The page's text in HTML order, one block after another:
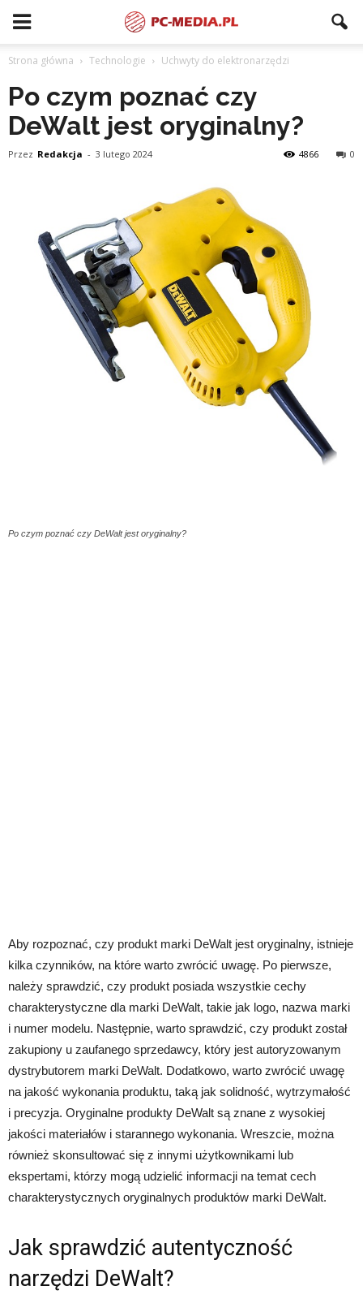
Strona główna Technologie Uchwyty do elektronarzędzi
Po czym poznać czy
DeWalt jest oryginalny?
Przez Redakcja - 3 lutego 2024 0
4866
Po czym poznać czy DeWalt jest oryginalny?
Aby rozpoznać, czy produkt marki DeWalt jest oryginalny, istnieje
kilka czynników, na które warto zwrócić uwagę. Po pierwsze,
należy sprawdzić, czy produkt posiada wszystkie cechy
charakterystyczne dla marki DeWalt, takie jak logo, nazwa marki
i numer modelu. Następnie, warto sprawdzić, czy produkt został
zakupiony u zaufanego sprzedawcy, który jest autoryzowanym
dystrybutorem marki DeWalt. Dodatkowo, warto zwrócić uwagę
na jakość wykonania produktu, taką jak solidność, wytrzymałość
i precyzja. Oryginalne produkty DeWalt są znane z wysokiej
jakości materiałów i starannego wykonania. Wreszcie, można
również skonsultować się z innymi użytkownikami lub
ekspertami, którzy mogą udzielić informacji na temat cech
charakterystycznych oryginalnych produktów marki DeWalt.
Jak sprawdzić autentyczność
narzędzi DeWalt?